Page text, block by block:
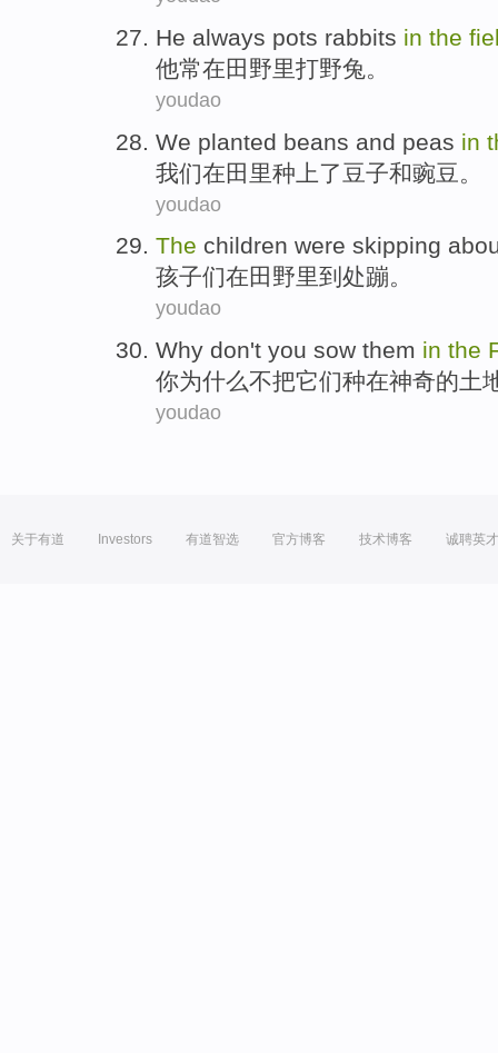
He always pots rabbits in the
他常在田野里打野兔。
youdao
We planted beans and peas in
我们在田里种上了豆子和豌豆 。
youdao
The children were skipping
孩子们在田野里到处蹦。
youdao
Why don't you sow them in the
你为什么不把它们种在神奇的土
youdao
关于有道 Investors 有道智选 官方博客 技术博客 诚聘英才